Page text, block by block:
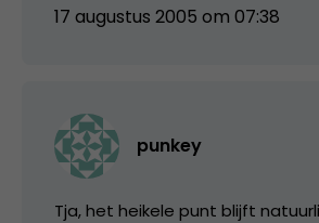
17 augustus 2005 om 07:38
punkey
Tja, het heikele punt blijft